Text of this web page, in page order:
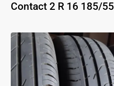
Contact 2 R 16 185/55